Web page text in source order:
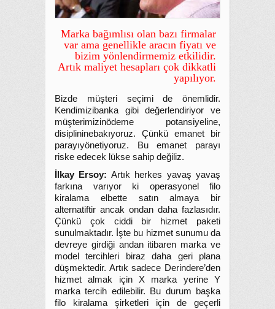
Marka bağımlısı olan bazı firmalar
var ama genellikle aracın fiyatı ve
bizim yönlendirmemiz etkilidir.
Artık maliyet hesapları çok dikkatli
yapılıyor.
Bizde müşteri seçimi de önemlidir.
Kendimizibanka gibi değerlendiriyor ve
müşterimizinödeme potansiyeline,
disiplininebakıyoruz. Çünkü emanet bir
parayıyönetiyoruz. Bu emanet parayı
riske edecek lükse sahip değiliz.
İlkay Ersoy: Artık herkes yavaş yavaş
farkına varıyor ki operasyonel filo
kiralama elbette satın almaya bir
alternatiftir ancak ondan daha fazlasıdır.
Çünkü çok ciddi bir hizmet paketi
sunulmaktadır. İşte bu hizmet sunumu da
devreye girdiği andan itibaren marka ve
model tercihleri biraz daha geri plana
düşmektedir. Artık sadece Derindere’den
hizmet almak için X marka yerine Y
marka tercih edilebilir. Bu durum başka
filo kiralama şirketleri için de geçerli